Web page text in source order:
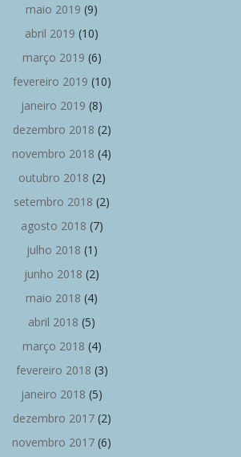
maio 2019 (9)
abril 2019 (10)
março 2019 (6)
fevereiro 2019 (10)
janeiro 2019 (8)
dezembro 2018 (2)
novembro 2018 (4)
outubro 2018 (2)
setembro 2018 (2)
agosto 2018 (7)
julho 2018 (1)
junho 2018 (2)
maio 2018 (4)
abril 2018 (5)
março 2018 (4)
fevereiro 2018 (3)
janeiro 2018 (5)
dezembro 2017(2)
novembro 2017 (6)